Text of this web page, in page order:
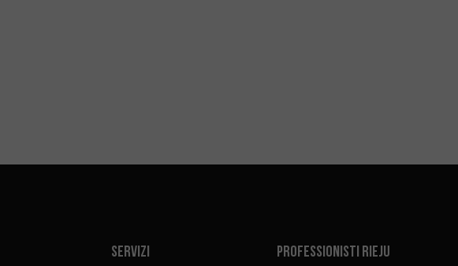
Servizi Professionisti Rieju